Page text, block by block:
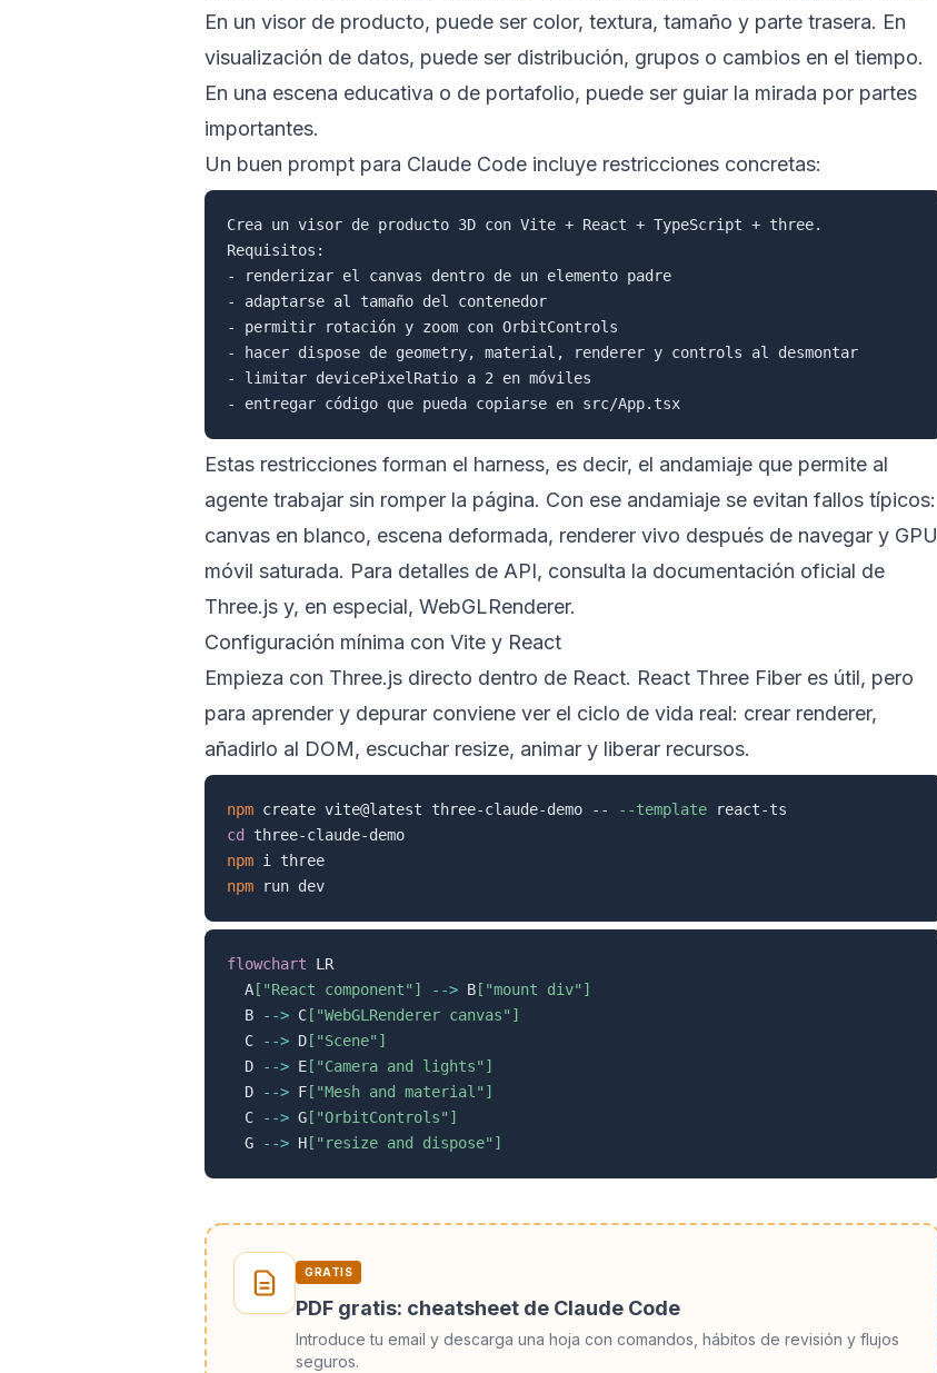
En un visor de producto, puede ser color, textura, tamaño y parte trasera. En
visualización de datos, puede ser distribución, grupos o cambios en el tiempo.
En una escena educativa o de portafolio, puede ser guiar la mirada por partes
importantes.
Un buen prompt para Claude Code incluye restricciones concretas:
Crea un visor de producto 3D con Vite + React + TypeScript + three.
Requisitos:
- renderizar el canvas dentro de un elemento padre
- adaptarse al tamaño del contenedor
- permitir rotación y zoom con OrbitControls
- hacer dispose de geometry, material, renderer y controls al desmontar
- limitar devicePixelRatio a 2 en móviles
Estas restricciones forman el harness, es decir, el andamiaje que permite al
agente trabajar sin romper la página. Con ese andamiaje se evitan fallos típicos:
canvas en blanco, escena deformada, renderer vivo después de navegar y GPU
móvil saturada. Para detalles de API, consulta la documentación oficial de
Three.js y, en especial, WebGLRenderer.
Configuración mínima con Vite y React
Empieza con Three.js directo dentro de React. React Three Fiber es útil, pero
para aprender y depurar conviene ver el ciclo de vida real: crear renderer,
añadirlo al DOM, escuchar resize, animar y liberar recursos.
npm create vite@latest three-claude-demo -- --template
cd
npm
npm
flowchart LR
  A
["React component"] --> B ["mount div"]
  B
--> C ["WebGLRenderer canvas"]
  C
--> D ["Scene"]
  D
--> E ["Camera and lights"]
  D
--> F ["Mesh and material"]
  C
--> G ["OrbitControls"]
  G
--> H ["resize and dispose"]
GRATIS
PDF gratis: cheatsheet de Claude Code
Introduce tu email y descarga una hoja con comandos, hábitos de revisión y flujos
seguros.